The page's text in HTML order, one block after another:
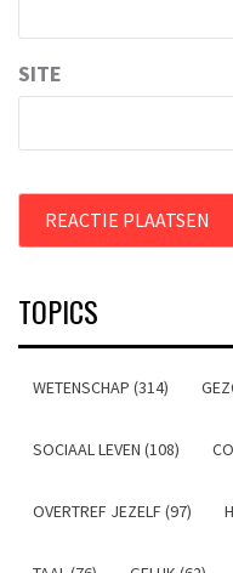
SITE
TOPICS
WETENSCHAP (314)
SOCIAAL LEVEN (108)
OVERTREF JEZELF (97)